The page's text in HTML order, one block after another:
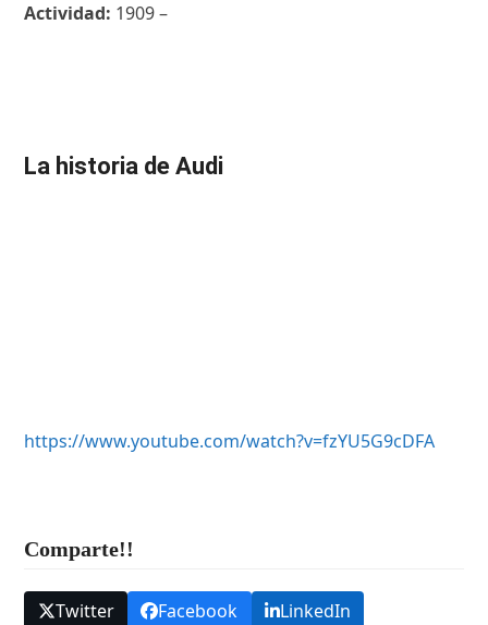
Actividad: 1909 –
La historia de Audi
https://www.youtube.com/watch?v=fzYU5G9cDFA
Comparte!!
Twitter Facebook LinkedIn